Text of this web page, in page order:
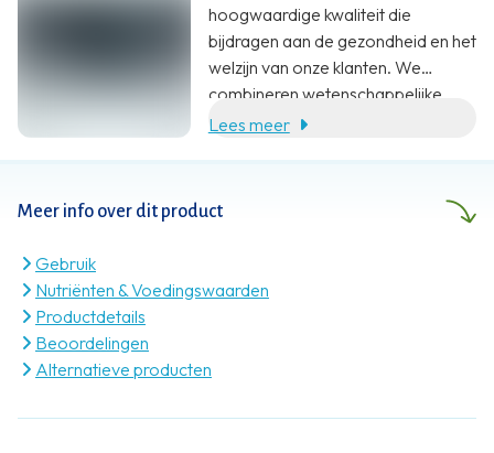
Meer info over dit product
Gebruik
Nutriënten & Voedingswaarden
Productdetails
Beoordelingen
Alternatieve producten
hoogwaardige kwaliteit die
bijdragen aan de gezondheid en het
welzijn van onze klanten. We
combineren wetenschappelijke
onderbouwing, specialistische
Lees meer